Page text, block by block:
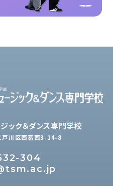
ック＆ダンス専門学校
川区西葛西3-14-8
304